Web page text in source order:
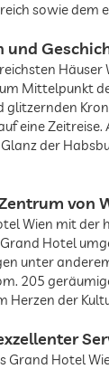
sowie dem
Mittelpunkt
eine
der
von
Wien mit
Hotel
unter
205
Herzen der
Grand Hotel